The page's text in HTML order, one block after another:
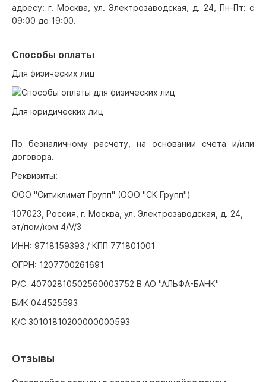
адресу: г. Москва, ул. Электрозаводская, д. 24, Пн-Пт: с
09:00 до 19:00.
Способы оплаты
Для физических лиц
Для юридических лиц
По безналичному расчету, на основании счета и/или
договора.
Реквизиты:
ООО "Ситиклимат Групп" (ООО "СК Групп")
107023, Россия, г. Москва, ул. Электрозаводская, д. 24,
эт/пом/ком 4/V/3
ИНН: 9718159393 / КПП 771801001
ОГРН: 1207700261691
Р/С 40702810502560003752 В АО "АЛЬФА-БАНК"
БИК 044525593
К/С 30101810200000000593
Отзывы